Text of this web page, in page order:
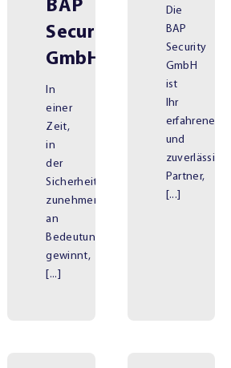
BAP
Security
GmbH
In
einer
Zeit,
in
der
Sicherheit
zunehmend
an
Bedeutung
gewinnt,
[...]
Die
BAP
Security
GmbH
ist
Ihr
erfahrener
und
Partner,
[...]